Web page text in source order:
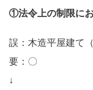
①法令上の制限に
誤：木造平屋建て
要：〇
↓